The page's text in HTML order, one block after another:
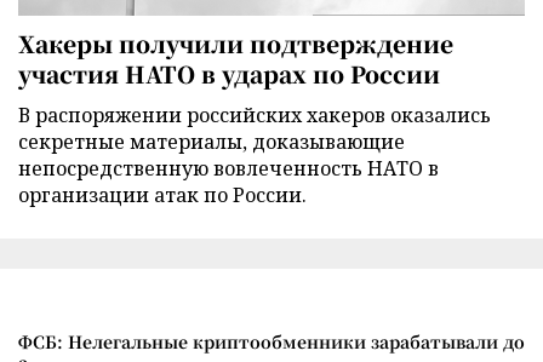
Хакеры получили подтверждение
участия НАТО в ударах по России
В распоряжении российских хакеров оказались
секретные материалы, доказывающие
непосредственную вовлеченность НАТО в
организации атак по России.
ФСБ: Нелегальные криптообменники зарабатывали до